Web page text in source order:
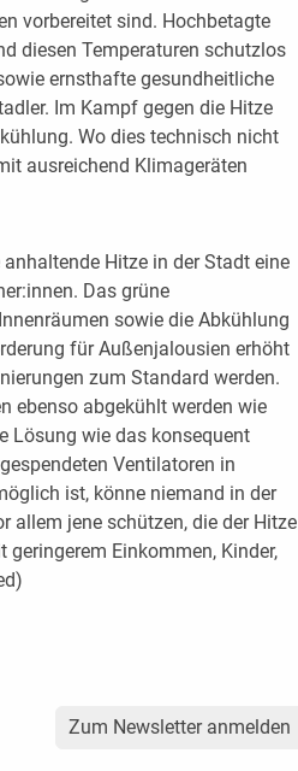
vorbereitet sind. Hochbetagte
diesen Temperaturen schutzlos
ernsthafte gesundheitliche
Im Kampf gegen die Hitze
Wo dies technisch nicht
ausreichend Klimageräten
Hitze in der Stadt eine
Das grüne
sowie die Abkühlung
für Außenjalousien erhöht
zum Standard werden.
ebenso abgekühlt werden wie
Lösung wie das konsequent
Ventilatoren in
ist, könne niemand in der
allem jene schützen, die der Hitze
Einkommen, Kinder,
Zum Newsletter anmelden